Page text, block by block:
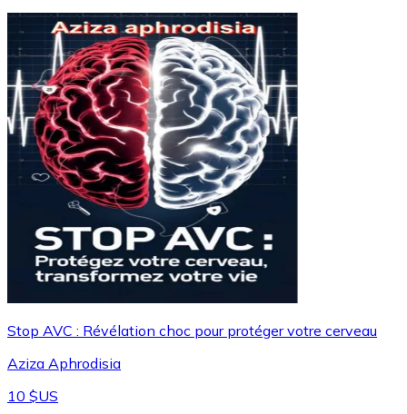
Stop AVC : Révélation choc pour protéger votre cerveau
Aziza Aphrodisia
10 $US